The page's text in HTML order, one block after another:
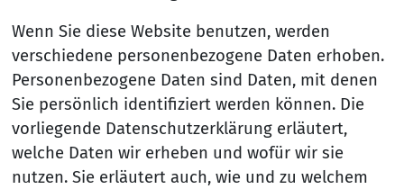
Wenn Sie diese Website benutzen, werden
verschiedene personenbezogene Daten erhoben.
Personenbezogene Daten sind Daten, mit denen
Sie persönlich identifiziert werden können. Die
vorliegende Datenschutzerklärung erläutert,
welche Daten wir erheben und wofür wir sie
nutzen. Sie erläutert auch, wie und zu welchem